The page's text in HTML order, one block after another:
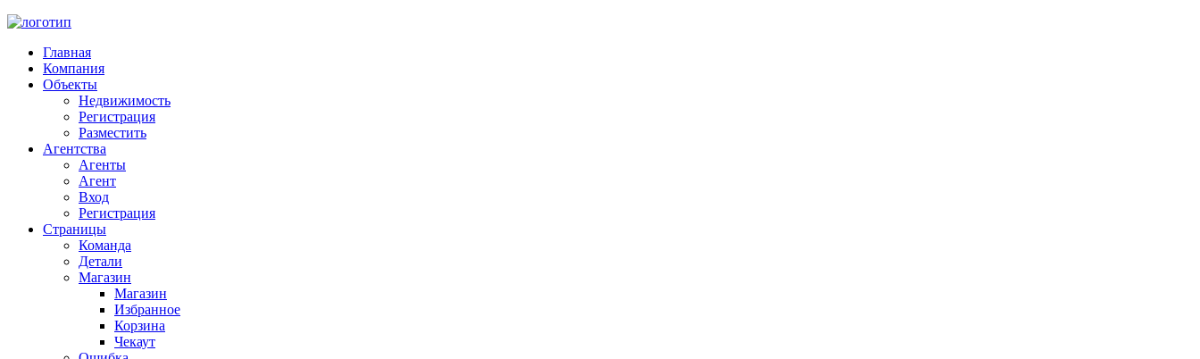
Главная
Компания
Объекты
Недвижимость
Регистрация
Разместить
Агентства
Агенты
Агент
Вход
Регистрация
Страницы
Команда
Детали
Магазин
Магазин
Избранное
Корзина
Чекаут